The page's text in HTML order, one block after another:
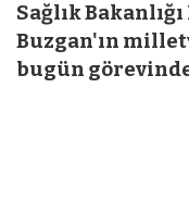
Sağlık
Buzgan'ın
bugün